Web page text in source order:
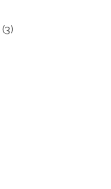
(3)